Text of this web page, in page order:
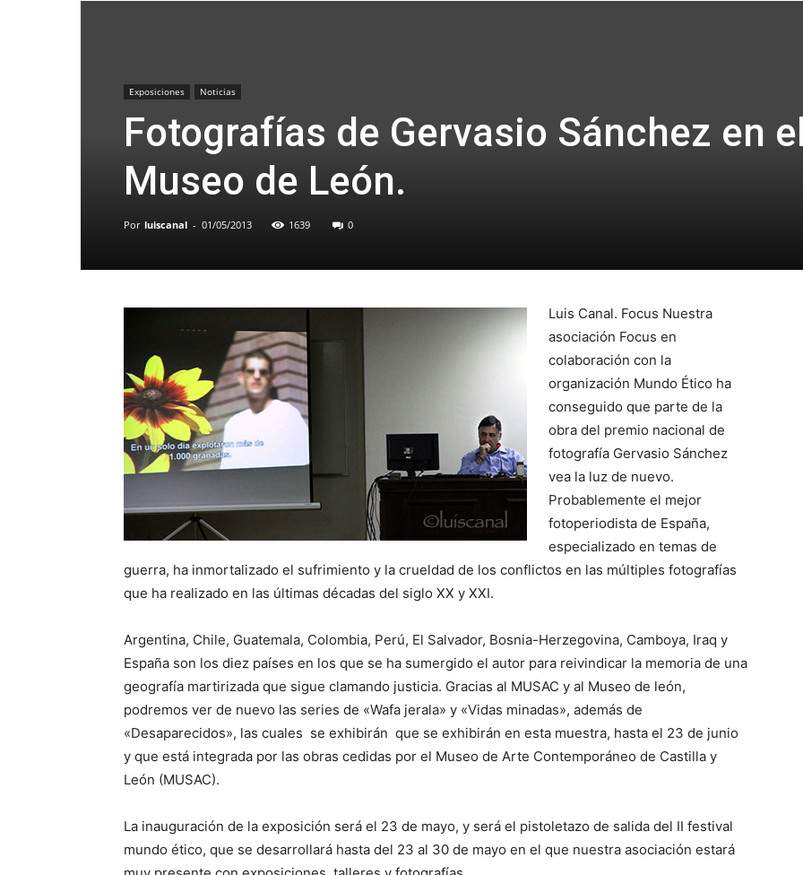
Exposiciones Noticias
Fotografías de Gervasio Sánchez en
Museo de León.
Por luiscanal - 01/05/2013 1639 0
Luis Canal. Focus Nuestra
asociación Focus en
colaboración con la
organización Mundo Ético ha
conseguido que parte de la
obra del premio nacional de
fotografía Gervasio Sánchez
vea la luz de nuevo.
Probablemente el mejor
fotoperiodista de España,
especializado en temas de
guerra, ha inmortalizado el sufrimiento y la crueldad de los conflictos en las múltiples fotografías
que ha realizado en las últimas décadas del siglo XX y XXI.
Argentina, Chile, Guatemala, Colombia, Perú, El Salvador, Bosnia-Herzegovina, Camboya, Iraq y
España son los diez países en los que se ha sumergido el autor para reivindicar la memoria de una
geografía martirizada que sigue clamando justicia. Gracias al MUSAC y al Museo de león,
podremos ver de nuevo las series de «Wafa jerala» y «Vidas minadas», además de
«Desaparecidos», las cuales se exhibirán que se exhibirán en esta muestra, hasta el 23 de junio
y que está integrada por las obras cedidas por el Museo de Arte Contemporáneo de Castilla y
León (MUSAC).
La inauguración de la exposición será el 23 de mayo, y será el pistoletazo de salida del II festival
mundo ético, que se desarrollará hasta del 23 al 30 de mayo en el que nuestra asociación estará